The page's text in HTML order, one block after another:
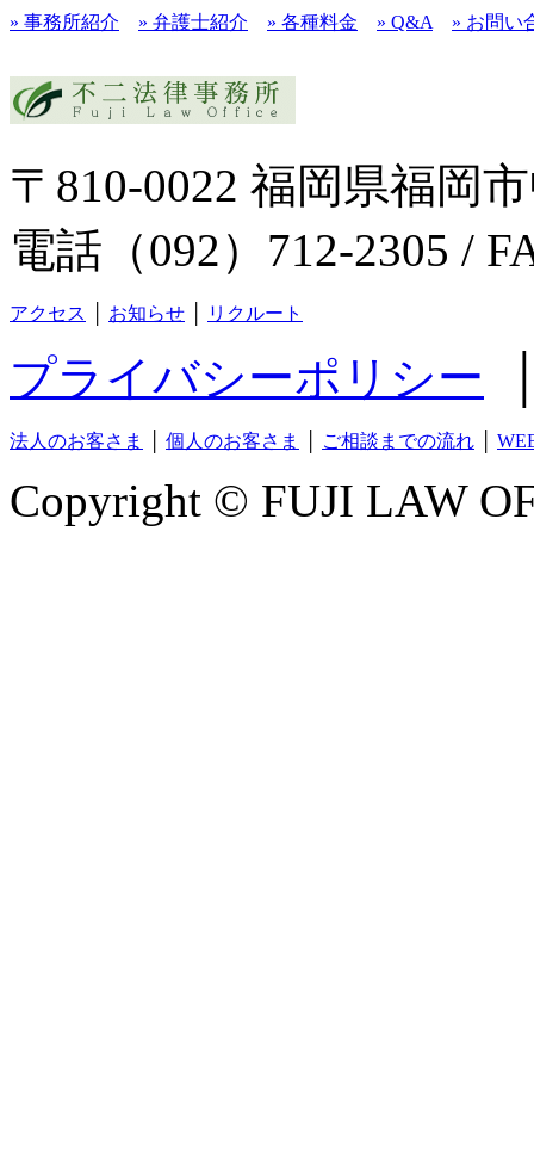
» 事務所紹介 » 弁護士紹介 » 各種料金 » Q&A » お問い
〒810-0022 福岡県福岡
電話（092）712-2305 /
アクセス お知らせ リクルート
プライバシーポリシー
法人のお客さま 個人のお客さま ご相談までの流れ
Copyright © FUJI LAW